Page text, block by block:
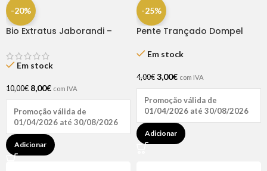
-20%
Bio Extratus Jaborandi –
Em stock
10,00€ 8,00€ com IVA
Promoção válida de
01/04/2026 até 30/08/2026
Adicionar
-25%
Pente Trançado Dompel
Em stock
4,00€ 3,00€ com IVA
Promoção válida de
01/04/2026 até 30/08/2026
Adicionar